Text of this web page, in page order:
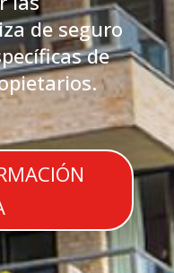
de seguro
de